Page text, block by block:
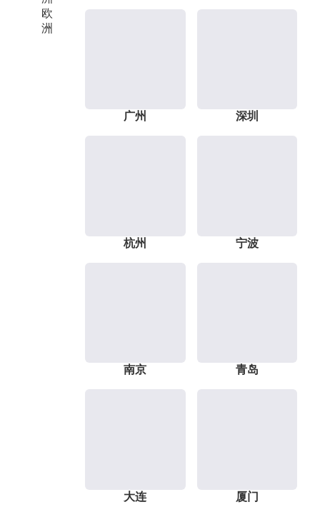
欧
洲
广州 深圳
杭州 宁波
南京 青岛
大连 厦门